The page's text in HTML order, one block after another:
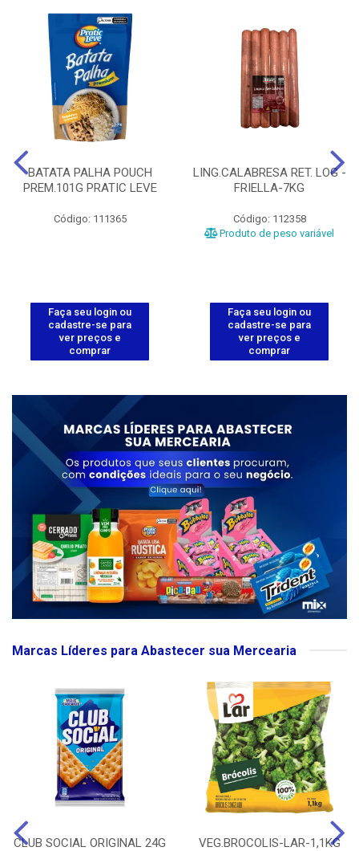
BATATA PALHA POUCH
PREM.101G PRATIC LEVE
Código: 111365
Faça seu login ou
cadastre-se para
ver preços e
comprar
LING.CALABRESA RET. LOG -
FRIELLA-7KG
Código: 112358
Produto de peso variável
Faça seu login ou
cadastre-se para
ver preços e
comprar
Marcas Líderes para Abastecer sua Mercearia
CLUB SOCIAL ORIGINAL 24G VEG.BROCOLIS-LAR-1,1KG